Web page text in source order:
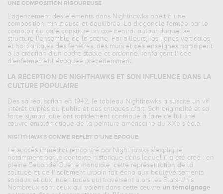
UNE COMPOSITION RIGOUREUSE
L'agencement des éléments dans Nighthawks obéit à une
composition minutieuse et équilibrée. La diagonale formée par le
comptoir du café constitue un axe central autour duquel se
structure l'ensemble de la scène. Par ailleurs, les lignes verticales
et horizontales des fenêtres, des murs et des enseignes participent
à la création d'un cadre stable et ordonné, renforçant l'idée
d'enfermement évoquée précédemment.
LA RÉCEPTION DE NIGHTHAWKS ET SON INFLUENCE DANS LA
CULTURE POPULAIRE
Dès sa réalisation en 1942, le tableau Nighthawks a suscité un vif
intérêt auprès du public et des critiques d'art. Son originalité et sa
force symbolique ont rapidement contribué à faire de lui une
œuvre emblématique de la peinture américaine du XXe siècle.
NIGHTHAWKS COMME REFLET D'UNE ÉPOQUE
Le succès immédiat rencontré par Nighthawks s'explique
notamment par le contexte historique dans lequel il a été créé : en
pleine Seconde Guerre mondiale, cette représentation de la
solitude et de l'isolement urbain fait écho aux bouleversements
sociaux et aux incertitudes qui traversent alors les États-Unis.
Nombreux sont ceux qui voient dans cette œuvre un témoignage